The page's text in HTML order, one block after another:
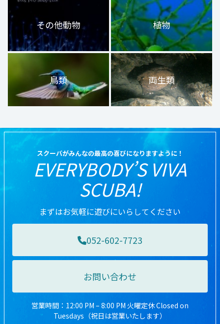
その他動物 植物
鳥類 両生類
スクーバがみんなの最高の喜びになりますように！
EVERYBODY’S VIVA
SCUBA!
まずはお気軽に遊びにいらしてください
052-602-7723
お問い合わせ
営業時間：12:00 PM – 8:00 PM 火曜定休 Closed on
Tuesdays（祝日は営業いたします）